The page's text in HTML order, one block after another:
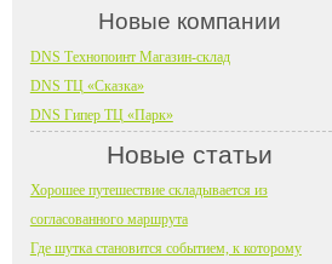
Новые компании
DNS Технопоинт Магазин-склад
DNS ТЦ «Сказка»
DNS Гипер ТЦ «Парк»
Новые статьи
Хорошее путешествие складывается из
согласованного маршрута
Где шутка становится событием, к которому